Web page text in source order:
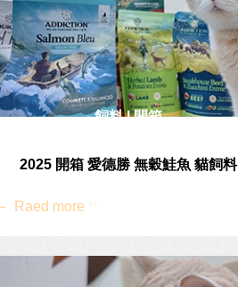
飼料 | 開箱
2025 開箱 愛德勝 無穀鮭魚 貓飼料
Raed more